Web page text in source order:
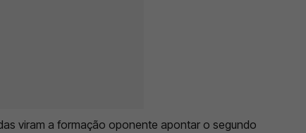
viram a formação oponente apontar o segundo